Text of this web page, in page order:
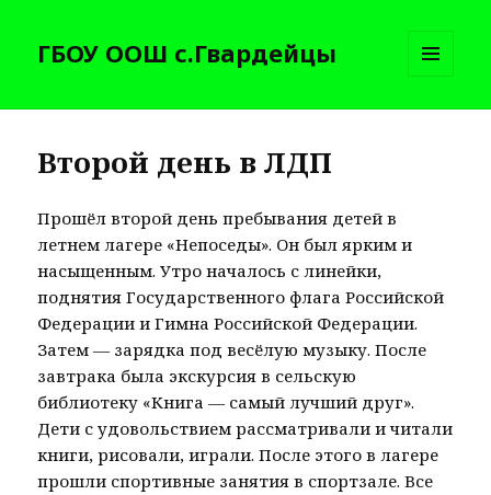
ГБОУ ООШ с.Гвардейцы
И
Второй день в ЛДП
Прошёл второй день пребывания детей в
летнем лагере «Непоседы». Он был ярким и
насыщенным. Утро началось с линейки,
поднятия Государственного флага Российской
Федерации и Гимна Российской Федерации.
Затем — зарядка под весёлую музыку. После
завтрака была экскурсия в сельскую
библиотеку «Книга — самый лучший друг».
Дети с удовольствием рассматривали и читали
книги, рисовали, играли. После этого в лагере
прошли спортивные занятия в спортзале. Все